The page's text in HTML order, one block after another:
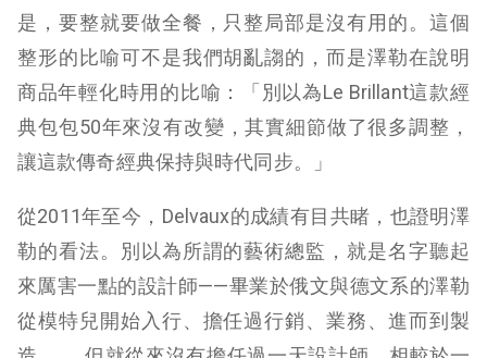
是，要整就要做全餐，只整局部是沒有用的。這個
整形的比喻可不是我們胡亂謅的，而是澤勒在說明
商品年輕化時用的比喻：「別以為Le Brillant這款經
典包包50年來沒有改變，其實細節做了很多調整，
讓這款傳奇經典保持與時代同步。」
從2011年至今，Delvaux的成績有目共睹，也證明澤
勒的看法。別以為所謂的藝術總監，就是名字聽起
來厲害一點的設計師——畢業於俄文與德文系的澤勒
從模特兒開始入行、擔任過行銷、業務、進而到製